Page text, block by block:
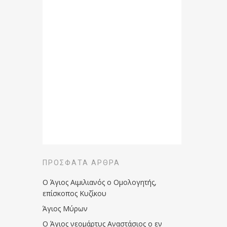
ΠΡΌΣΦΑΤΑ ΆΡΘΡΑ
Ο Άγιος Αιμιλιανός ο Ομολογητής,
επίσκοπος Κυζίκου
Άγιος Μύρων
Ο Άγιος νεομάρτυς Αναστάσιος ο εν